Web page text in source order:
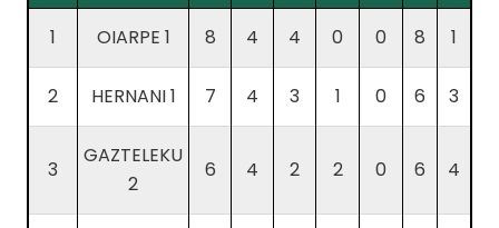
1 OIARPE 1 8 4 4 0 0 8 1
2 HERNANI 1 7 4 3 1 0 6 3
3
GAZTELEKU
2
6 4 2 2 0 6 4